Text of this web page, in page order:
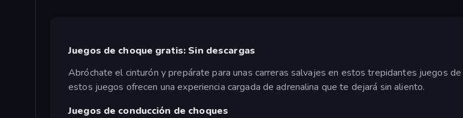
Juegos de choque gratis: Sin descargas
Abróchate el cinturón y prepárate para unas carreras salvajes en estos trepidantes juegos
estos juegos ofrecen una experiencia cargada de adrenalina que te dejará sin aliento.
Juegos de conducción de choques